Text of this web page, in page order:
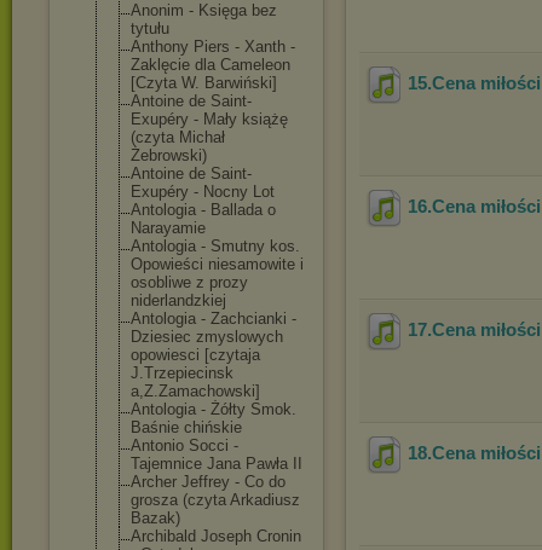
Anonim - Księga bez
tytułu
Anthony Piers - Xanth -
Zaklęcie dla Cameleon
[Czyta W. Barwiński]
Antoine de Saint-
Exupéry - Mały książę
(czyta Michał
Żebrowski)
Antoine de Saint-
Exupéry - Nocny Lot
Antologia - Ballada o
Narayamie
Antologia - Smutny kos.
Opowieści niesamowite i
osobliwe z prozy
niderlandzkiej
Antologia - Zachcianki -
Dziesiec zmyslowych
opowiesci [czytaja
J.Trzepiecinsk
a,Z.Zamachowski]
Antologia - Żółty Smok.
Baśnie chińskie
Antonio Socci -
Tajemnice Jana Pawła II
Archer Jeffrey - Co do
grosza (czyta Arkadiusz
Bazak)
Archibald Joseph Cronin
15.Cena miłości
16.Cena miłości
17.Cena miłości
18.Cena miłości